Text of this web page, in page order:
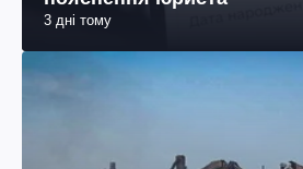
3 дні тому